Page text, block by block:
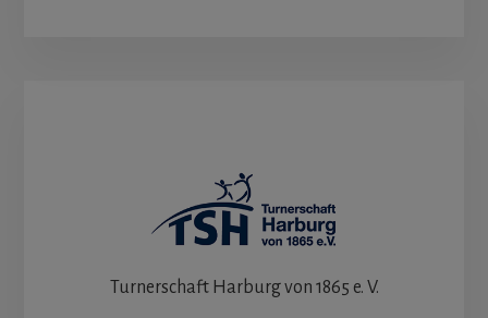
Turnerschaft Harburg von 1865 e. V.